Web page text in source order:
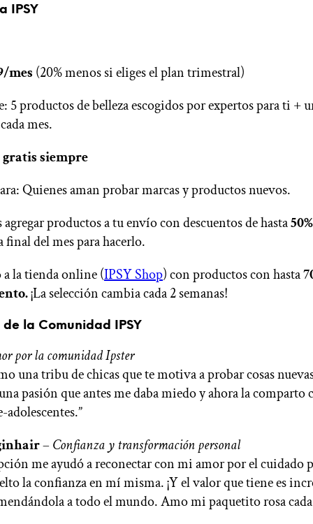
IPSY
mes (20% menos si eliges el plan trimestral)
5 productos de belleza escogidos por expertos para ti +
mes.
siempre
Quienes aman probar marcas y productos nuevos.
agregar productos a tu envío con descuentos de hasta
final del mes para hacerlo.
a la tienda online (IPSY Shop) con productos con hasta
¡La selección cambia cada 2 semanas!
la Comunidad IPSY
por la comunidad Ipster
una tribu de chicas que te motiva a probar cosas
pasión que antes me daba miedo y ahora la comparto
–Confianza y transformación personal
me ayudó a reconectar con mi amor por el cuidado
la confianza en mí misma. ¡Y el valor que tiene es
a todo el mundo. Amo mi paquetito rosa cada